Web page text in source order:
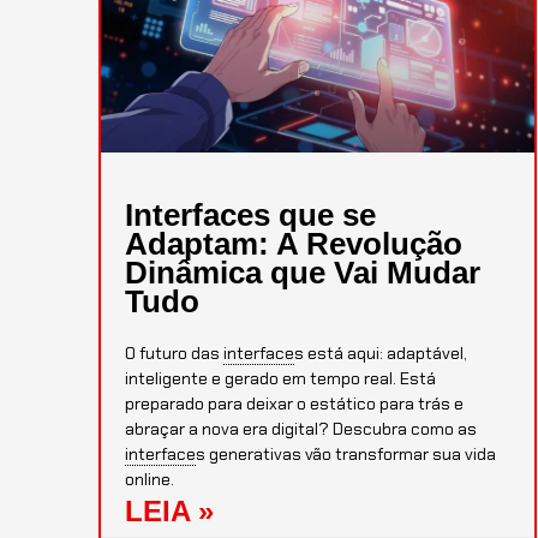
Interfaces que se
Adaptam: A Revolução
Dinâmica que Vai Mudar
Tudo
O futuro das interfaces está aqui: adaptável,
inteligente e gerado em tempo real. Está
preparado para deixar o estático para trás e
abraçar a nova era digital? Descubra como as
interfaces generativas vão transformar sua vida
online.
LEIA »